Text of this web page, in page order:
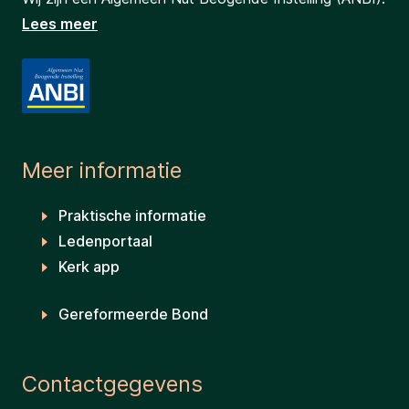
Lees meer
Meer informatie
Praktische informatie
Ledenportaal
Kerk app
Gereformeerde Bond
Contactgegevens